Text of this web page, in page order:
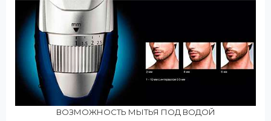
ВОЗМОЖНОСТЬ МЫТЬЯ ПОД ВОДОЙ